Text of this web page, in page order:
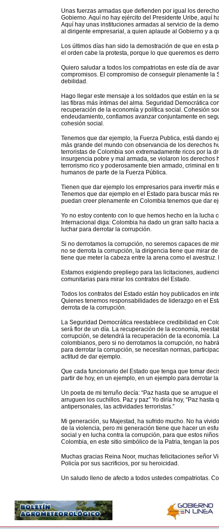
Unas fuerzas armadas que defienden por igual los
Gobierno. Aquí no hay ejército del Presidente Uribe, aquí
Aquí hay unas instituciones armadas al servicio de la
al dirigente empresarial, a quien aplaude al Gobierno y a
Los últimos días han sido la demostración de que en esta
el orden cabe la protesta, porque lo que queremos es
Quiero saludar a todos los compatriotas en este día de
compromisos. El compromiso de conseguir plenamente
debilidad.
Hago llegar este mensaje a los soldados que están en la
las fibras más íntimas del alma. Seguridad Democrática
recuperación de la economía y política social. Cohesión
endeudamiento, confiamos avanzar conjuntamente en
cohesión social.
Tenemos que dar ejemplo, la Fuerza Publica, está dando
más grande del mundo con observancia de los derechos
terroristas de Colombia son extremadamente ricos por la
insurgencia pobre y mal armada, se violaron los derechos
terrorismo rico y poderosamente bien armado, criminal en
humanos de parte de la Fuerza Pública.
Tienen que dar ejemplo los empresarios para invertir
Tenemos que dar ejemplo en el Estado para buscar más
puedan creer plenamente en Colombia tenemos que dar
Yo no estoy contento con lo que hemos hecho en la
Internacional diga: Colombia ha dado un gran salto hacia
luchar para derrotar la corrupción.
Si no derrotamos la corrupción, no seremos capaces de
no se derrota la corrupción, la dirigencia tiene que mirar
tiene que meter la cabeza entre la arena como el
Estamos exigiendo prepliego para las licitaciones,
comunitarias para mirar los contratos del Estado.
Todos los contratos del Estado están hoy publicados en
Quienes tenemos responsabilidades de liderazgo en el
derrota de la corrupción.
La Seguridad Democrática reestablece credibilidad en
será flor de un día. La recuperación de la economía,
corrupción, se detendrá la recuperación de la economía.
colombianos, pero si no derrotamos la corrupción, no
para derrotar la corrupción, se necesitan normas,
actitud de dar ejemplo.
Que cada funcionario del Estado que tenga que tomar
partir de hoy, en un ejemplo, en un ejemplo para derrotar
Un poeta de mi terruño decía: “Paz hasta que se arrugue
arruguen los cuchillos. Paz y paz” Yo diría hoy, “Paz
antipersonales, las actividades terroristas.”
Mi generación, su Majestad, ha sufrido mucho. No ha
de la violencia, pero mi generación tiene que hacer un
social y en lucha contra la corrupción, para que estos
Colombia, en este sitio simbólico de la Patria, tengan la
Muchas gracias Reina Noor, muchas felicitaciones señor
Policía por sus sacrificios, por su heroicidad.
Un saludo lleno de afecto a todos ustedes compatriotas.